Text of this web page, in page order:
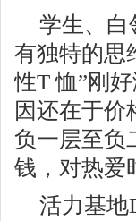
学生、白
有独特的思
性T 恤”刚
因还在于
负一层至负
钱，对热爱
活力基地